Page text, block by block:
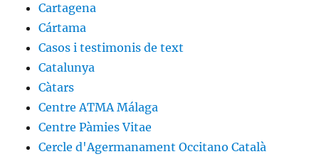
Cartagena
Cártama
Casos i testimonis de text
Catalunya
Càtars
Centre ATMA Málaga
Centre Pàmies Vitae
Cercle d'Agermanament Occitano Català